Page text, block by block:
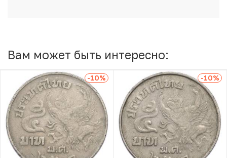
Вам может быть интересно:
-10% -10%